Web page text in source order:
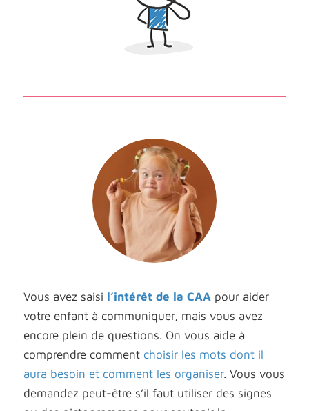
Vous avez saisi l’intérêt de la CAA pour aider
votre enfant à communiquer, mais vous avez
encore plein de questions. On vous aide à
comprendre comment choisir les mots dont il
aura besoin et comment les organiser. Vous vous
demandez peut-être s’il faut utiliser des signes